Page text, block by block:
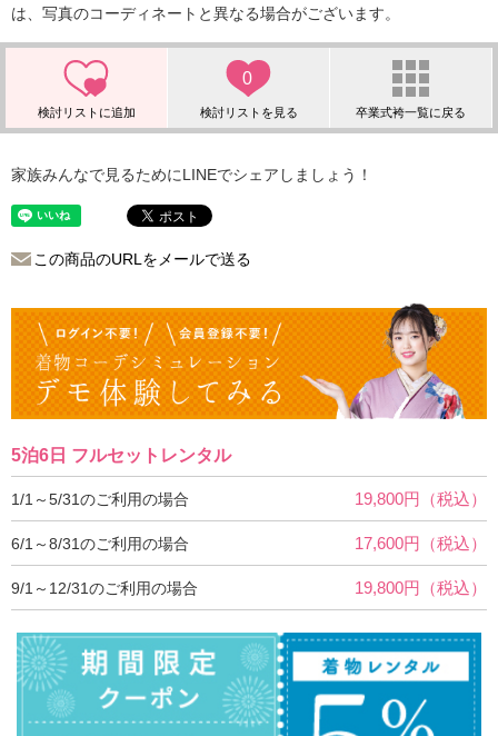
は、写真のコーディネートと異なる場合がございます。
0
家族みんなで見るためにLINEでシェアしましょう！
この商品のURLをメールで送る
5泊6日 フルセットレンタル
1/1～5/31のご利用の場合 19,800円（税込）
6/1～8/31のご利用の場合 17,600円（税込）
9/1～12/31のご利用の場合 19,800円（税込）